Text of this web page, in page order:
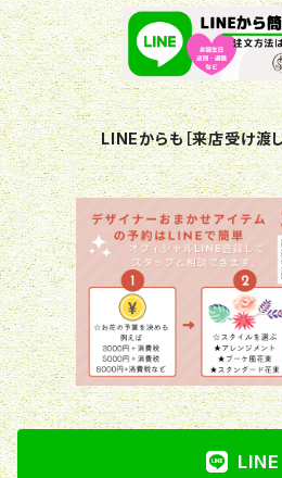
LINEからも［来店受け渡
LINE